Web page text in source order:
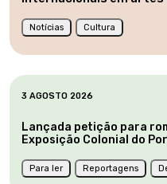
Notícias Cultura
3 AGOSTO 2026
Lançada petição para
Exposição Colonial do
Para ler Reportagens